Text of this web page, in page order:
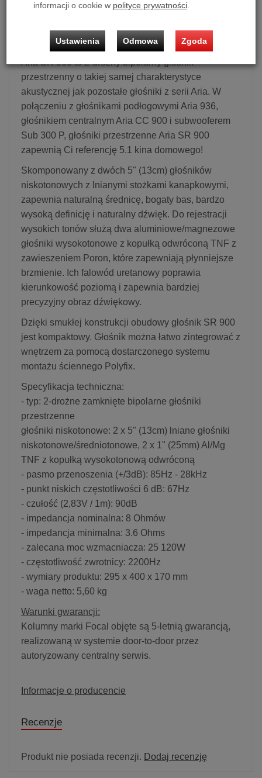
2-drożny bipolarny głośnik przestrzenny
Aria SR 900 to 2-drożny bipolarny głośnik
przestrzenny o takiej samej charakterystyce
akustycznej jak pozostałe głośniki z serii Aria. W
połączeniu z głośnikami podłogowymi Aria 936,
głośnikiem centralnym Aria CC 900 i subwooferem
Sub 300 P, głośniki przestrzenne Aria SR 900
zapewnią Ci referencję 5.1 kina domowego!
Skomponowany z dwóch 5" (13cm) głośników
niskotonowych z lnianymi stożkami kanapkowymi,
zapewnia naturalną średnicę, bogaty bas, bardzo
wysoką definicję i naturalny dźwięk. Do rejestracji
wysokich tonów służą dwa aluminiowe/magnezowe
głośniki wysokotonowe z kopułką odwróconą TNF z
zawieszeniem Poron, które zapewniają płynniejsze
brzmienie. Ich falowód uretanowy poprawia
kierunkowość poziomą i zapewnia bardziej
precyzyjny obraz dźwiękowy.
Dzięki smukłej konstrukcji obudowy głośnik SR 900
jest kompaktowy. Głośnik można łatwo zintegrować z
wnętrzem za pomocą dostarczonego systemu
montażu ściennego Polyfix.
Specyfikacja techniczna:
- typ: 2-drożne zamknięte bipolarne głośniki
przestrzenne
głośniki niskotonowe: 2 x 5" (13cm) lniane głośniki
niskotonowe/średniotonowe, 2 x 1" (25mm) Al/Mg
TNF z kopułką wysokotonową odwróconą
- pasmo przenoszenia (+/3dB): 85Hz - 28kHz
- punkt niskich częstotliwości 6 dB: 67Hz
- czułość (2,83V / 1m): 90dB
- impedancja nominalna: 8 Ohmów
- impedancja minimalna: 3.6 Ohms
- zalecana moc wzmacniacza: 25 120W
- częstotliwość zwrotnicy: 2200Hz
- wymiary produktu: 295 x 400 x 170 mm
- waga netto: 5,60 kg
Warunki gwarancji:
Kolumny marki Focal objęte są 5-letnią gwarancją,
realizowaną w systemie door-to-door przez
autoryzowany centralny serwis.
Informacje o producencie
Recenzje
Produkt nie posiada recenzji. Dodaj recenzję
informacji o cookie w polityce prywatności
Ustawienia Odmowa Zgoda